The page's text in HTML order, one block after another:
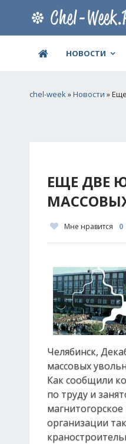
НОВОСТИ
chel-week»Новости »
ЕЩЕ ДВЕ
Мне нравится 0
Челябинск,
массовых
Как сообщили
по труду и
организации